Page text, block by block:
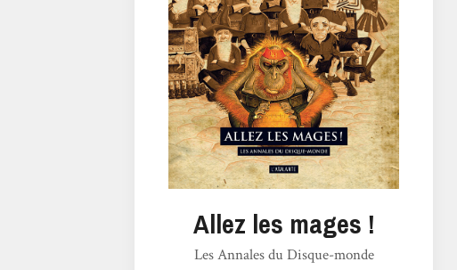
Allez les mages !
Les Annales du Disque-monde